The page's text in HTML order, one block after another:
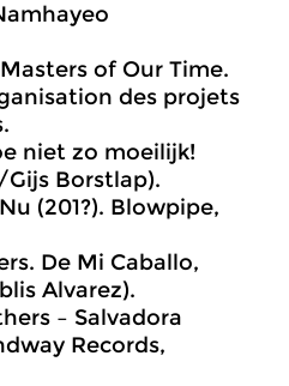
of Our Time.
des projets
niet zo moeilijk!
Borstlap).
(201?). Blowpipe,
De Mi Caballo,
Alvarez).
– Salvadora
Records,